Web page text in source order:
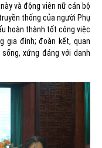
và động viên nữ cán bộ
thống của người Phụ
hoàn thành tốt công việc
gia đình; đoàn kết, quan
xứng đáng với danh